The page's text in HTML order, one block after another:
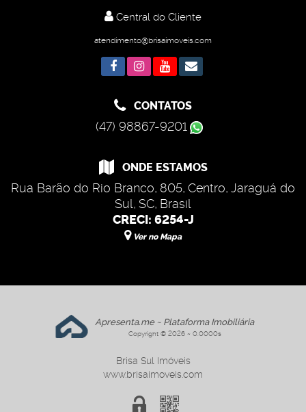
Central do Cliente
atendimento@brisaimoveis.com
CONTATOS
(47) 98867-9201
ONDE ESTAMOS
Rua Barão do Rio Branco, 805, Centro, Jaraguá do
Sul, SC, Brasil
CRECI: 6254-J
Ver no Mapa
Apresenta.me ~ Plataforma Imobiliária
Copyright © 2026 ~ 0.0000s
Brisa Sul Imóveis
www.brisaimoveis.com